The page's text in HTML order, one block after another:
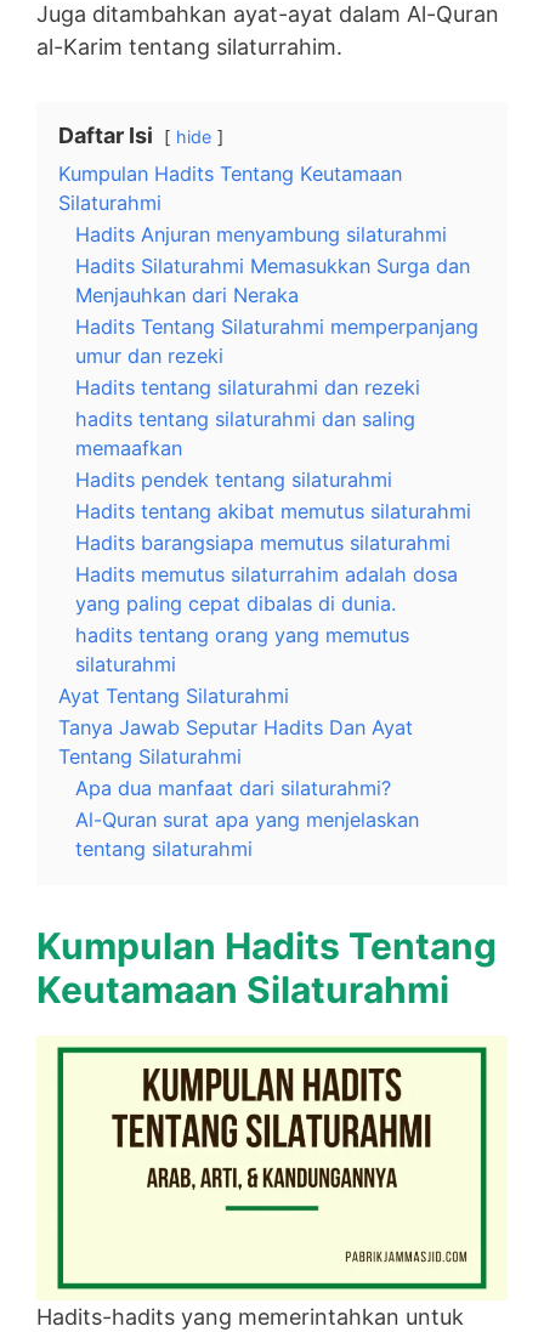
Juga ditambahkan ayat-ayat dalam Al-Quran
al-Karim tentang silaturrahim.
Daftar Isi hide
Kumpulan Hadits Tentang Keutamaan
Silaturahmi
Hadits Anjuran menyambung silaturahmi
Hadits Silaturahmi Memasukkan Surga dan
Menjauhkan dari Neraka
Hadits Tentang Silaturahmi memperpanjang
umur dan rezeki
Hadits tentang silaturahmi dan rezeki
hadits tentang silaturahmi dan saling
memaafkan
Hadits pendek tentang silaturahmi
Hadits tentang akibat memutus silaturahmi
Hadits barangsiapa memutus silaturahmi
Hadits memutus silaturrahim adalah dosa
yang paling cepat dibalas di dunia.
hadits tentang orang yang memutus
silaturahmi
Ayat Tentang Silaturahmi
Tanya Jawab Seputar Hadits Dan Ayat
Tentang Silaturahmi
Apa dua manfaat dari silaturahmi?
Al-Quran surat apa yang menjelaskan
tentang silaturahmi
Kumpulan Hadits Tentang
Keutamaan Silaturahmi
Hadits-hadits yang memerintahkan untuk